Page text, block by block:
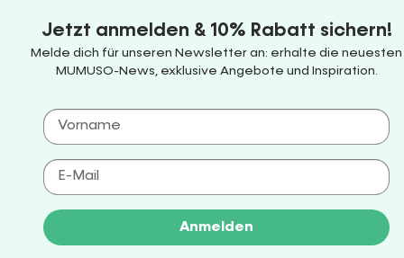
Jetzt anmelden & 10% Rabatt sichern!
Melde dich für unseren Newsletter an: erhalte die neuesten
MUMUSO-News, exklusive Angebote und Inspiration.
Anmelden